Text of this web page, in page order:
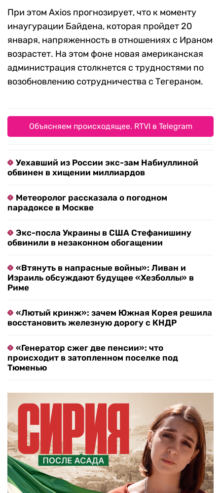
При этом Axios прогнозирует, что к моменту
инаугурации Байдена, которая пройдет 20
января, напряженность в отношениях с Ираном
возрастет. На этом фоне новая американская
администрация столкнется с трудностями по
возобновлению сотрудничества с Тегераном.
Объясняем происходящее. RTVI в Telegram
Уехавший из России экс-зам Набиуллиной
обвинен в хищении миллиардов
Метеоролог рассказала о погодном
парадоксе в Москве
Экс-посла Украины в США Стефанишину
обвинили в незаконном обогащении
«Втянуть в напрасные войны»: Ливан и
Израиль обсуждают будущее «Хезболлы» в
Риме
«Лютый кринж»: зачем Южная Корея решила
восстановить железную дорогу с КНДР
«Генератор сжег две пенсии»: что
происходит в затопленном поселке под
Тюменью